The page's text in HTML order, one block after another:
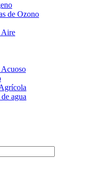
de Ozono
Aire
agua